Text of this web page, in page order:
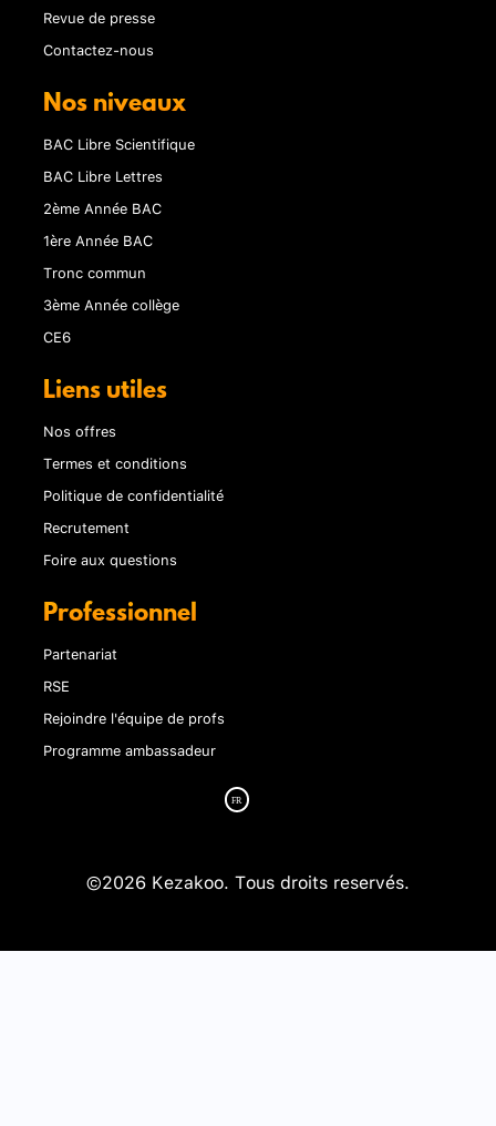
Revue de presse
Contactez-nous
Nos niveaux
BAC Libre Scientifique
BAC Libre Lettres
2ème Année BAC
1ère Année BAC
Tronc commun
3ème Année collège
CE6
Liens utiles
Nos offres
Termes et conditions
Politique de confidentialité
Recrutement
Foire aux questions
Professionnel
Partenariat
RSE
Rejoindre l'équipe de profs
Programme ambassadeur
©2026 Kezakoo. Tous droits reservés.